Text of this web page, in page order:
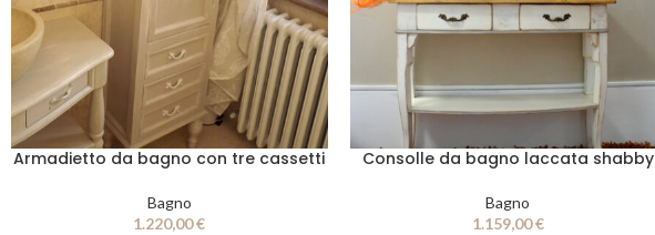
Armadietto da bagno con tre cassetti
Bagno
1.220,00€
Consolle da bagno laccata shabby
Bagno
1.159,00€